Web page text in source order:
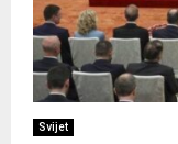
Svijet